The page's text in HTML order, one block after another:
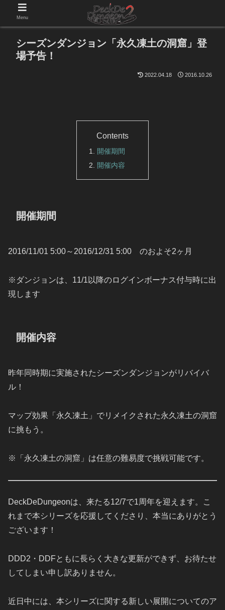
シーズンダンジョン「永久凍土の洞窟」登
場予告！
2022.04.18 2016.10.26
Contents
開催期間
開催内容
開催期間
2016/11/01 5:00～2016/12/31 5:00 のおよそ2ヶ月
※ダンジョンは、11/1以降のログインボーナス付与時に出
現します
開催内容
昨年同時期に実施されたシーズンダンジョンがリバイバ
ル！
マップ効果「永久凍土」でリメイクされた永久凍土の洞窟
に挑もう。
※「永久凍土の洞窟」は任意の難易度で挑戦可能です。
DeckDeDungeonは、来たる12/7で1周年を迎えます。こ
れまで本シリーズを応援してくださり、本当にありがとう
ございます！
DDD2・DDFともに長らく大きな更新ができず、お待たせ
してしまい申し訳ありません。
近日中には、本シリーズに関する新しい展開についてのア
Menu